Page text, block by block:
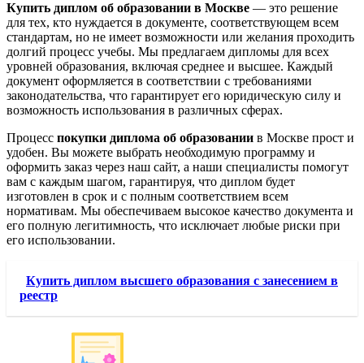
Купить диплом об образовании в Москве — это решение
для тех, кто нуждается в документе, соответствующем всем
стандартам, но не имеет возможности или желания проходить
долгий процесс учебы. Мы предлагаем дипломы для всех
уровней образования, включая среднее и высшее. Каждый
документ оформляется в соответствии с требованиями
законодательства, что гарантирует его юридическую силу и
возможность использования в различных сферах.
Процесс покупки диплома об образовании в Москве прост и
удобен. Вы можете выбрать необходимую программу и
оформить заказ через наш сайт, а наши специалисты помогут
вам с каждым шагом, гарантируя, что диплом будет
изготовлен в срок и с полным соответствием всем
нормативам. Мы обеспечиваем высокое качество документа и
его полную легитимность, что исключает любые риски при
его использовании.
Купить диплом высшего образования с занесением в
реестр